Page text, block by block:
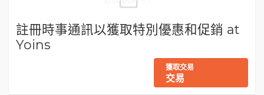
註冊時事通訊以獲取特別優惠和促銷 at
Yoins
獲取交易
交易